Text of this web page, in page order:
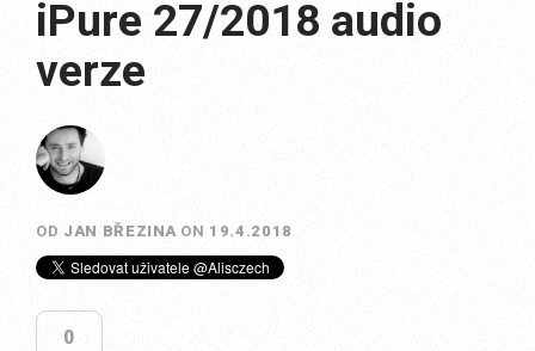
iPure 27/2018 audio
verze
OD JAN BŘEZINA ON 19.4.2018
0